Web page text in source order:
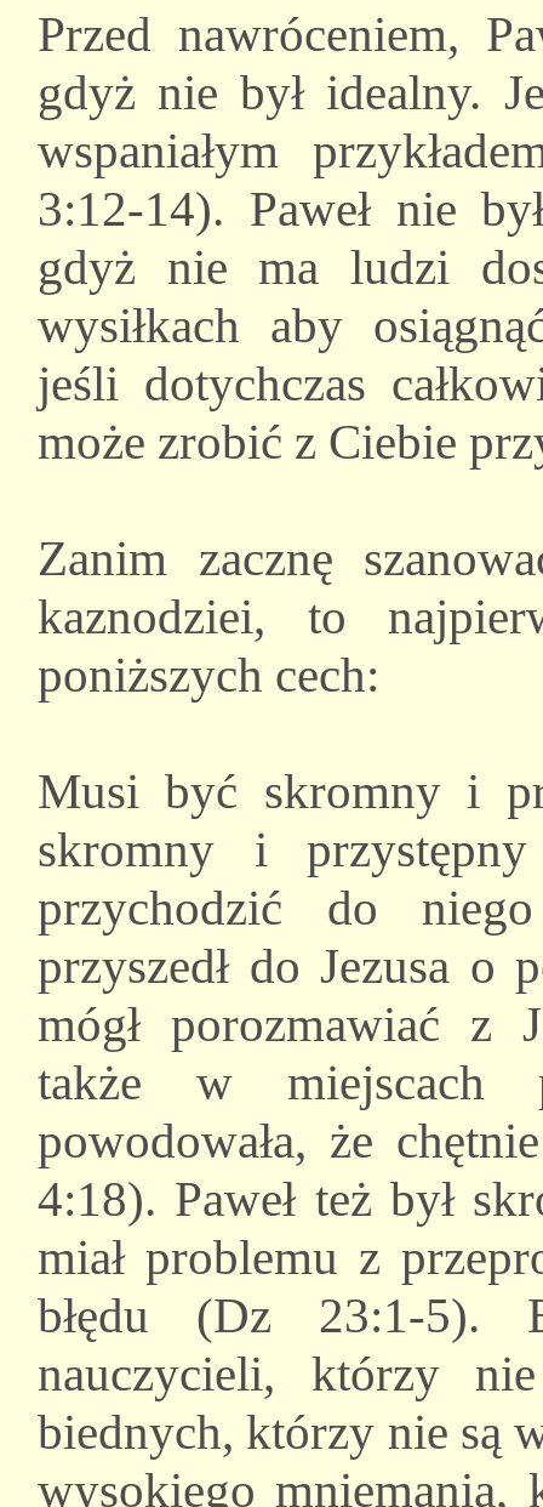
Przed nawróceniem,
gdyż nie był idealny.
wspaniałym
3:12-14). Paweł nie
gdyż nie ma ludzi
wysiłkach aby
jeśli dotychczas
może zrobić z Ciebie
Zanim zacznę
kaznodziei, to
poniższych cech:
Musi być skromny i
skromny i
przychodzić do
przyszedł do Jezusa o
mógł porozmawiać z
także w miejscach
powodowała, że
4:18). Paweł też był
miał problemu z
błędu (Dz 23:1-5).
nauczycieli, którzy
biednych, którzy nie są
wysokiego mniemania,